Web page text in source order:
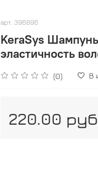
арт. 396896
KeraSys
эластичность
(0) В
220.00 руб